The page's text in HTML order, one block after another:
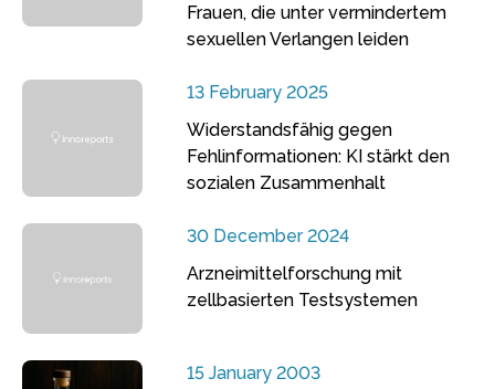
Frauen, die unter vermindertem
sexuellen Verlangen leiden
13 February 2025
Widerstandsfähig gegen
Fehlinformationen: KI stärkt den
sozialen Zusammenhalt
30 December 2024
Arzneimittelforschung mit
zellbasierten Testsystemen
15 January 2003